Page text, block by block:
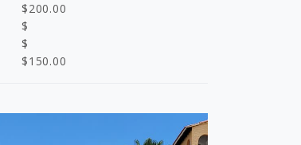
$200.00
$
$
$150.00